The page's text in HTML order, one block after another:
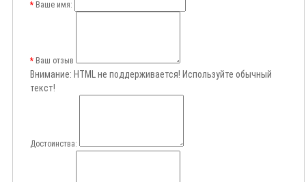
Ваше имя:
Ваш отзыв
Внимание: HTML не поддерживается! Используйте обычный
текст!
Достоинства: